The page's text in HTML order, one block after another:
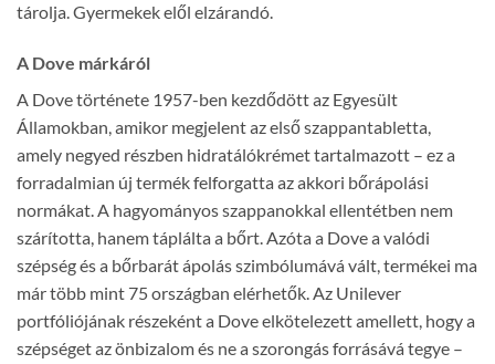
tárolja. Gyermekek elől elzárandó.
A Dove márkáról
A Dove története 1957-ben kezdődött az Egyesült
Államokban, amikor megjelent az első szappantabletta,
amely negyed részben hidratálókrémet tartalmazott – ez a
forradalmian új termék felforgatta az akkori bőrápolási
normákat. A hagyományos szappanokkal ellentétben nem
szárította, hanem táplálta a bőrt. Azóta a Dove a valódi
szépség és a bőrbarát ápolás szimbólumává vált, termékei ma
már több mint 75 országban elérhetők. Az Unilever
portfóliójának részeként a Dove elkötelezett amellett, hogy a
szépséget az önbizalom és ne a szorongás forrásává tegye –